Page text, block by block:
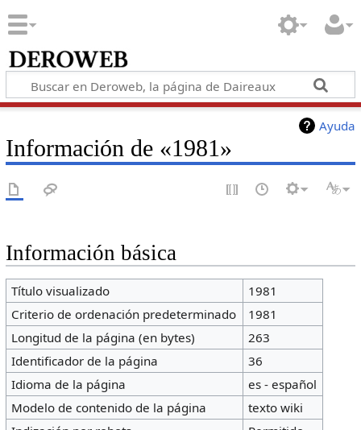
Ayuda
Información de «1981»
Información básica
Título visualizado
1981
Criterio de ordenación predeterminado
1981
Longitud de la página (en bytes)
263
Identificador de la página
36
Idioma de la página
es - español
Modelo de contenido de la página
texto wiki